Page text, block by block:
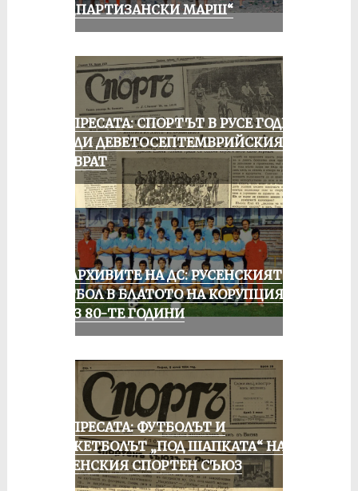
ОТ „ПАРТИЗАНСКИ МАРШ“
ОТ ПРЕСАТА: СПОРТЪТ В РУСЕ ГОДИНА
ПРЕДИ ДЕВЕТОСЕПТЕМВРИЙСКИЯ
ПРЕВРАТ
ИЗ АРХИВИТЕ НА ДС: РУСЕНСКИЯТ
ФУТБОЛ В БЛАТОТО НА КОРУПЦИЯТА
ПРЕЗ 80-ТЕ ГОДИНИ
ОТ ПРЕСАТА: ФУТБОЛЪТ И
БАСКЕТБОЛЪТ „ПОД ШАПКАТА“ НА
РУСЕНСКИЯ СПОРТЕН СЪЮЗ